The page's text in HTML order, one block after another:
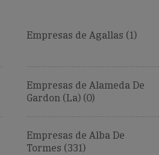
Empresas de Agallas (1)
Empresas de Alameda De
Gardon (La) (0)
Empresas de Alba De
Tormes (331)